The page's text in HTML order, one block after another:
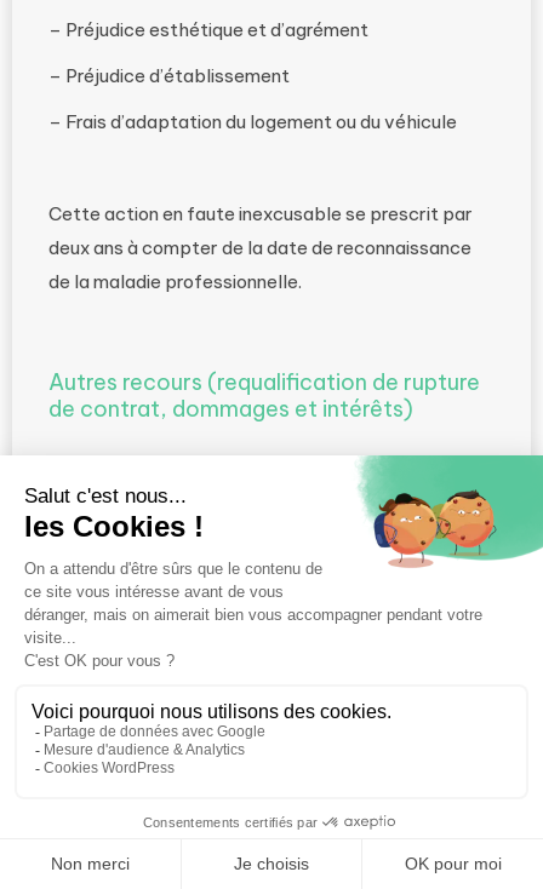
– Préjudice esthétique et d’agrément
– Préjudice d’établissement
– Frais d’adaptation du logement ou du véhicule
Cette action en faute inexcusable se prescrit par
deux ans à compter de la date de reconnaissance
de la maladie professionnelle.
Autres recours (requalification de rupture
de contrat, dommages et intérêts)
Même en l’absence de reconnaissance comme
maladie professionnelle, le salarié dispose d’autres
voies de recours :
Action pour harcèlement moral(si les
de travailaux torts de l’employeur
Prise d’acte de la rupture du contrat